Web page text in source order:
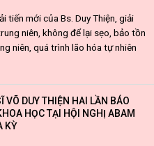
tiến mới của Bs. Duy Thiện, giải
niên, không để lại sẹo, bảo tồn
niên, quá trình lão hóa tự nhiên
VÕ DUY THIỆN HAI LẦN BÁO
HỌC TẠI HỘI NGHỊ ABAM
KỲ